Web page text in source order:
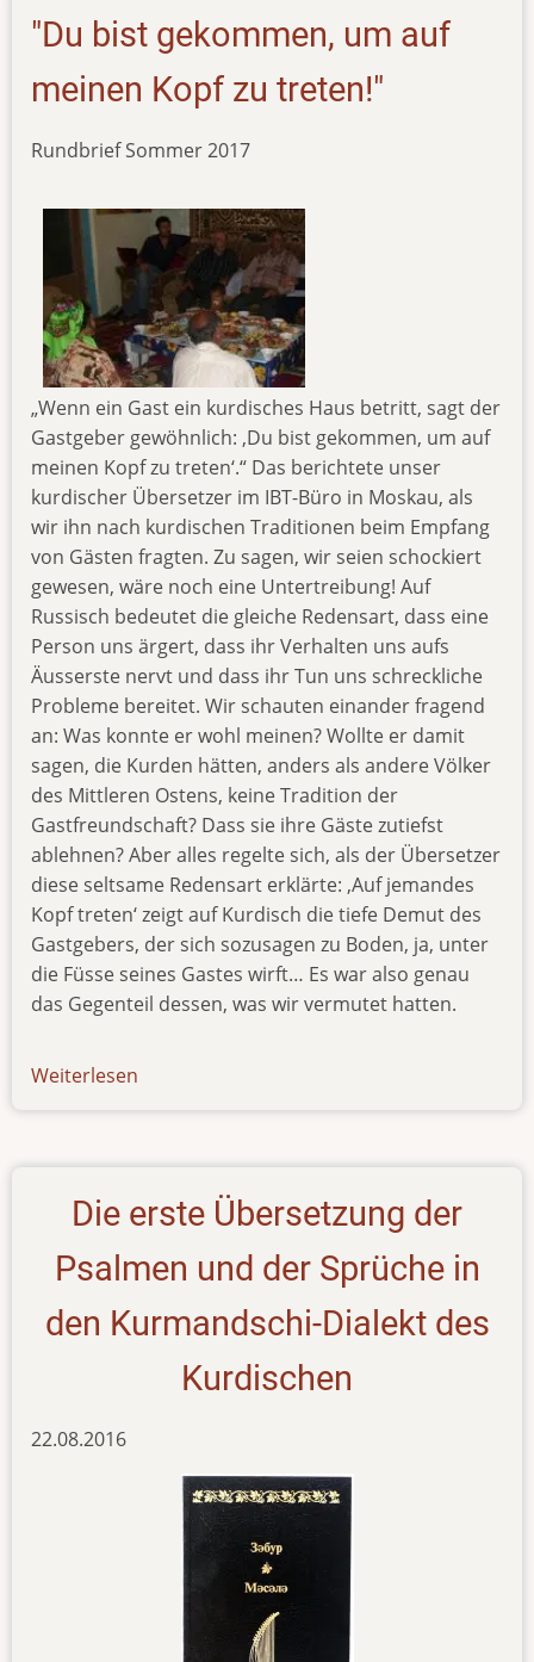
"Du bist gekommen, um auf
meinen Kopf zu treten!"
Rundbrief Sommer 2017
„Wenn ein Gast ein kurdisches Haus betritt, sagt der
Gastgeber gewöhnlich: ‚Du bist gekommen, um auf
meinen Kopf zu treten‘.“ Das berichtete unser
kurdischer Übersetzer im IBT-Büro in Moskau, als
wir ihn nach kurdischen Traditionen beim Empfang
von Gästen fragten. Zu sagen, wir seien schockiert
gewesen, wäre noch eine Untertreibung! Auf
Russisch bedeutet die gleiche Redensart, dass eine
Person uns ärgert, dass ihr Verhalten uns aufs
Äusserste nervt und dass ihr Tun uns schreckliche
Probleme bereitet. Wir schauten einander fragend
an: Was konnte er wohl meinen? Wollte er damit
sagen, die Kurden hätten, anders als andere Völker
des Mittleren Ostens, keine Tradition der
Gastfreundschaft? Dass sie ihre Gäste zutiefst
ablehnen? Aber alles regelte sich, als der Übersetzer
diese seltsame Redensart erklärte: ‚Auf jemandes
Kopf treten‘ zeigt auf Kurdisch die tiefe Demut des
Gastgebers, der sich sozusagen zu Boden, ja, unter
die Füsse seines Gastes wirft… Es war also genau
das Gegenteil dessen, was wir vermutet hatten.
Weiterlesen
Die erste Übersetzung der
Psalmen und der Sprüche in
den Kurmandschi-Dialekt des
Kurdischen
22.08.2016